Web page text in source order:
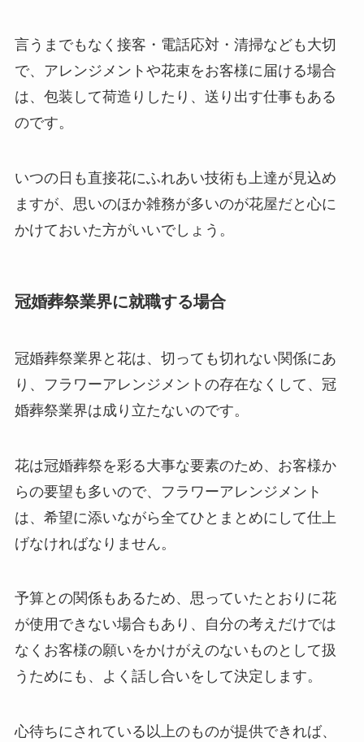
言うまでもなく接客・電話応対・清掃なども大切
で、アレンジメントや花束をお客様に届ける場合
は、包装して荷造りしたり、送り出す仕事もある
のです。
いつの日も直接花にふれあい技術も上達が見込め
ますが、思いのほか雑務が多いのが花屋だと心に
かけておいた方がいいでしょう。
冠婚葬祭業界に就職する場合
冠婚葬祭業界と花は、切っても切れない関係にあ
り、フラワーアレンジメントの存在なくして、冠
婚葬祭業界は成り立たないのです。
花は冠婚葬祭を彩る大事な要素のため、お客様か
らの要望も多いので、フラワーアレンジメント
は、希望に添いながら全てひとまとめにして仕上
げなければなりません。
予算との関係もあるため、思っていたとおりに花
が使用できない場合もあり、自分の考えだけでは
なくお客様の願いをかけがえのないものとして扱
うためにも、よく話し合いをして決定します。
心待ちにされている以上のものが提供できれば、